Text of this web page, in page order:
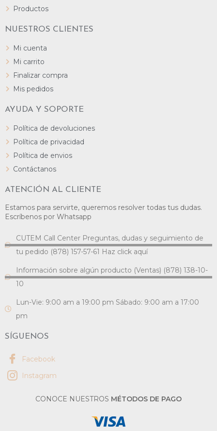
Productos
NUESTROS CLIENTES
Mi cuenta
Mi carrito
Finalizar compra
Mis pedidos
AYUDA Y SOPORTE
Política de devoluciones
Política de privacidad
Política de envios
Contáctanos
ATENCIÓN AL CLIENTE
Estamos para servirte, queremos resolver todas tus dudas.
Escríbenos por Whatsapp
CUTEM Call Center Preguntas, dudas y seguimiento de
tu pedido (878) 157-57-61 Haz click aquí
Información sobre algún producto (Ventas) (878) 138-10-
10
Lun-Vie: 9:00 am a 19:00 pm Sábado: 9:00 am a 17:00
pm
SÍGUENOS
Facebook
Instagram
CONOCE NUESTROS MÉTODOS DE PAGO